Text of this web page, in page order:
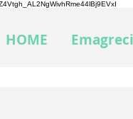
HOME